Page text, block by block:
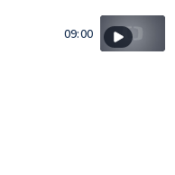
09:00